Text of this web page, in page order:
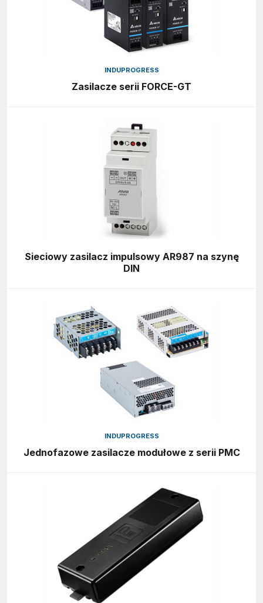
INDUPROGRESS
Zasilacze serii FORCE-GT
Sieciowy zasilacz impulsowy AR987 na szynę
DIN
INDUPROGRESS
Jednofazowe zasilacze modułowe z serii PMC